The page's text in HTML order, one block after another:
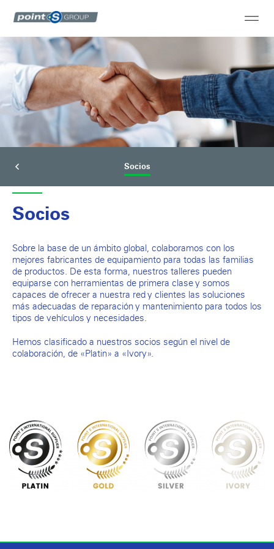
Socios
Socios
Sobre la base de un ámbito global, colaboramos con los
mejores fabricantes de equipamiento para todas las familias
de productos. De esta forma, nuestros talleres pueden
equiparse con herramientas de primera clase y somos
capaces de ofrecer a nuestra red y clientes las soluciones
más adecuadas de reparación y mantenimiento para todos los
tipos de vehículos y necesidades.
Hemos clasificado a nuestros socios según el nivel de
colaboración, de «Platin» a «Ivory».